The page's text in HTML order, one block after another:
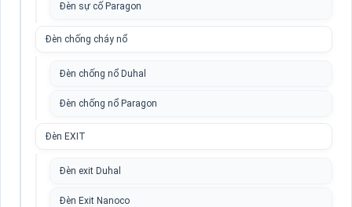
Đèn sự cố Paragon
Đèn chống cháy nổ
Đèn chống nổ Duhal
Đèn chống nổ Paragon
Đèn EXIT
Đèn exit Duhal
Đèn Exit Nanoco